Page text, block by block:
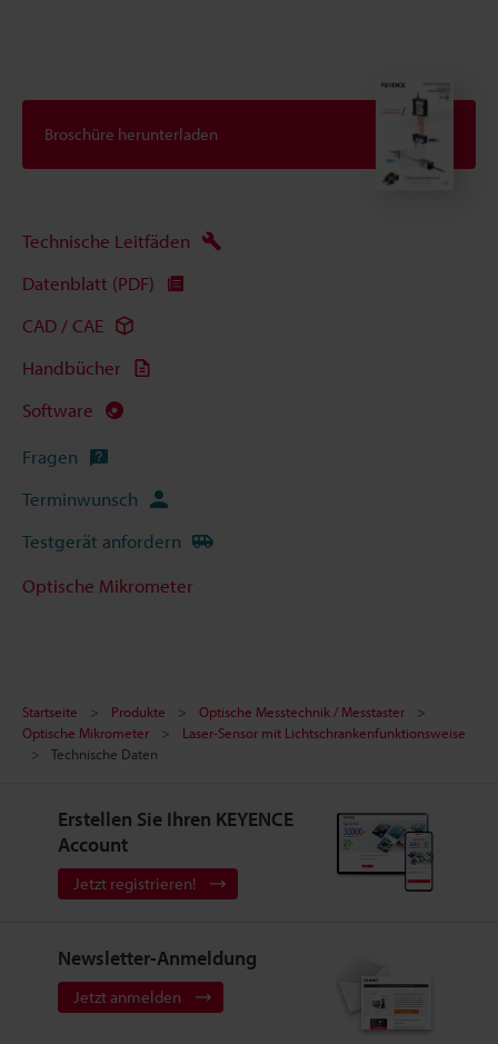
Broschüre herunterladen
Technische Leitfäden
Datenblatt (PDF)
CAD / CAE
Handbücher
Software
Fragen
Terminwunsch
Testgerät anfordern
Optische Mikrometer
Startseite Produkte
Optische Messtechnik / Messtaster
Optische Mikrometer
Laser-Sensor mit Lichtschrankenfunktionsweise
Technische Daten
Erstellen Sie Ihren KEYENCE
Account
Jetzt registrieren!
Newsletter-Anmeldung
Jetzt anmelden